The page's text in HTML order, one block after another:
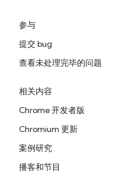
参与
提交 bug
查看未处理完毕的问题
相关内容
Chrome 开发者版
Chromium 更新
案例研究
播客和节目